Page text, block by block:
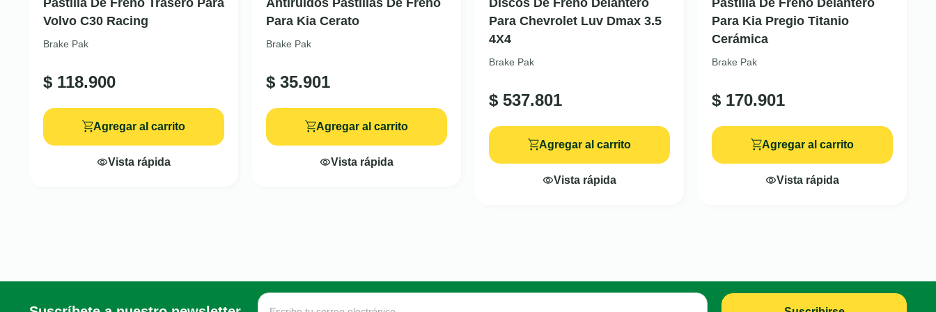
Volvo C30 Racing
Brake Pak
$ 118.900
Agregar al carrito
Vista rápida
Para Kia Cerato
Brake Pak
$ 35.901
Agregar al carrito
Vista rápida
Para Chevrolet Luv Dmax 3.5
4X4
Brake Pak
$ 537.801
Agregar al carrito
Vista rápida
Para Kia Pregio Titanio
Cerámica
Brake Pak
$ 170.901
Agregar al carrito
Vista rápida